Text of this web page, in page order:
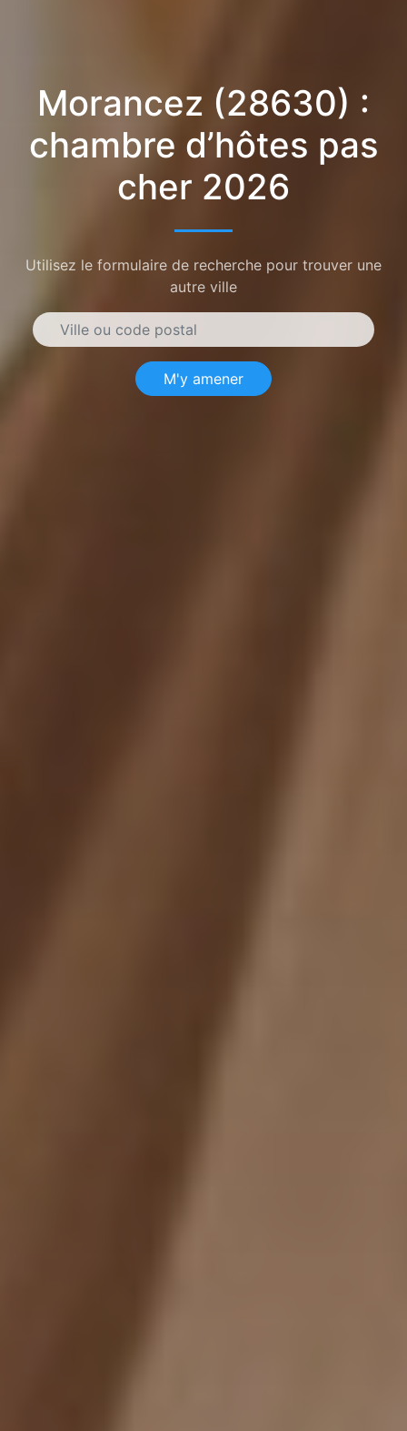
Morancez (28630) :
chambre d’hôtes pas
cher 2026
Utilisez le formulaire de recherche pour trouver une
autre ville
M'y amener